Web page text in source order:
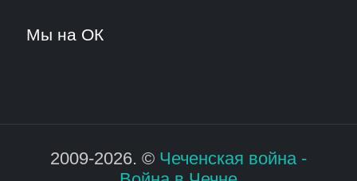
Мы на ОК
2009-2026. © Чеченская война -